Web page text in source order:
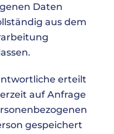
Daten
aus dem
erteilt
auf Anfrage
gespeichert